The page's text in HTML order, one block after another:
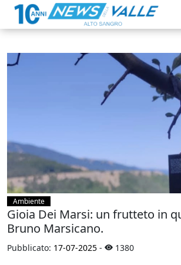
Ambiente
Gioia Dei Marsi: un frutteto in
Bruno Marsicano.
Pubblicato: 17-07-2025 - 1380